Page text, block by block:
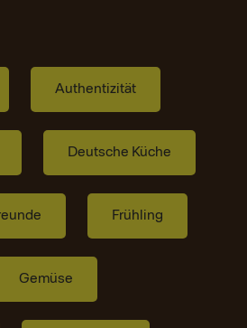
Authentizität
Deutsche Küche
Frühling
Gemüse